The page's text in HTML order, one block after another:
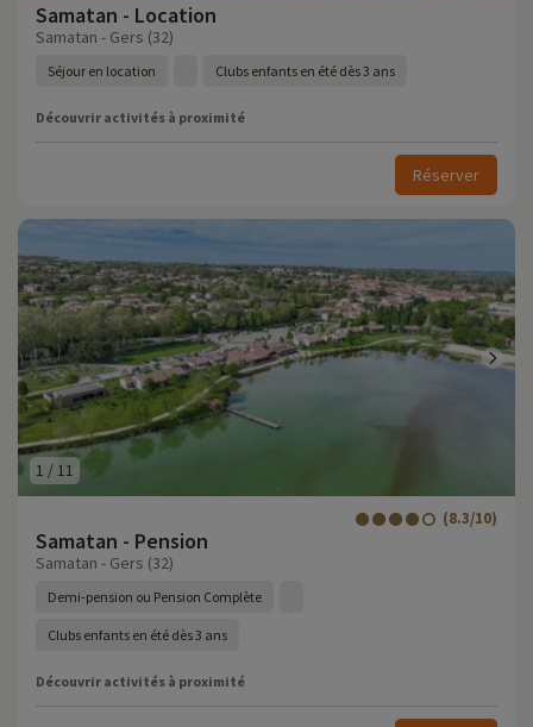
Samatan - Location
Samatan - Gers (32)
Séjour en location Clubs enfants en été dès 3 ans
Découvrir activités à proximité
Réserver
1 / 11
Samatan - Pension
(8.3/10)
Samatan - Gers (32)
Demi-pension ou Pension Complète
Clubs enfants en été dès 3 ans
Découvrir activités à proximité